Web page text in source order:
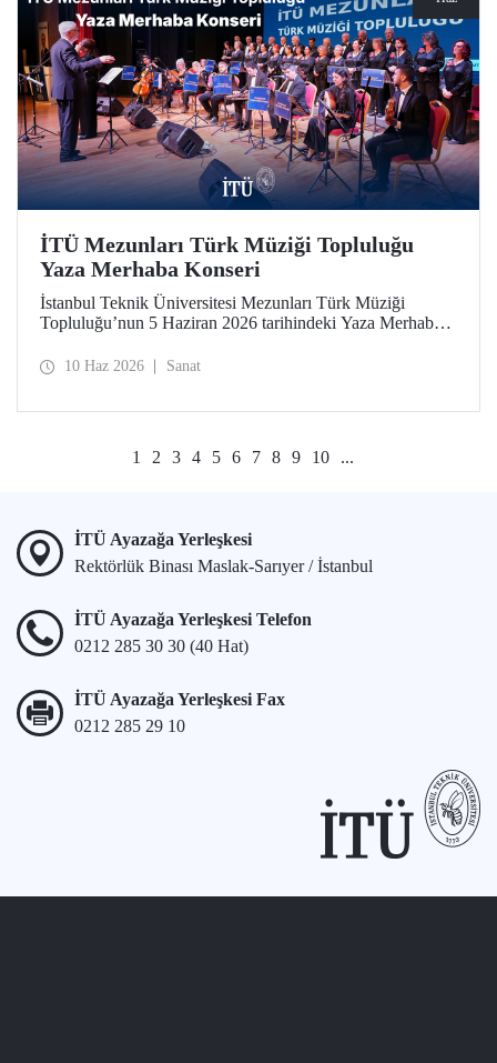
İTÜ Mezunları Türk Müziği Topluluğu
Yaza Merhaba Konseri
İstanbul Teknik Üniversitesi Mezunları Türk Müziği
Topluluğu’nun 5 Haziran 2026 tarihindeki Yaza Merhaba
dinleyicilere unutulmaz bir akşam yaşattı
10 Haz 2026 Sanat
1 2 3 4 5 6 7 8 9 10 ...
İTÜ Ayazağa Yerleşkesi
Rektörlük Binası Maslak-Sarıyer / İstanbul
İTÜ Ayazağa Yerleşkesi Telefon
0212 285 30 30 (40 Hat)
İTÜ Ayazağa Yerleşkesi Fax
0212 285 29 10